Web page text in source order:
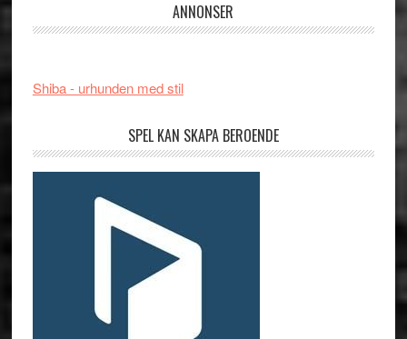
ANNONSER
Shiba - urhunden med stil
SPEL KAN SKAPA BEROENDE